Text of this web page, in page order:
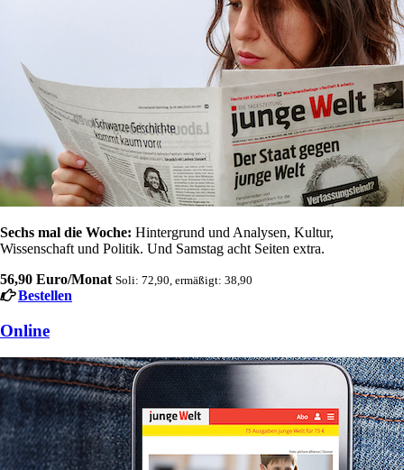
Sechs mal die Woche: Hintergrund und Analysen, Kultur,
Wissenschaft und Politik. Und Samstag acht Seiten extra.
56,90 Euro/Monat Soli: 72,90, ermäßigt: 38,90
Bestellen
Online